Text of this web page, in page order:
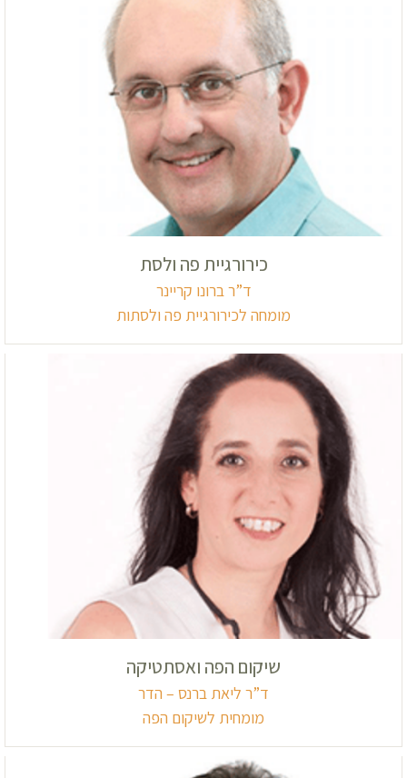
כירורגיית פה ולסת
ד”ר ברונו קריינר
מומחה לכירורגיית פה ולסתות
שיקום הפה ואסתטיקה
ד”ר ליאת ברנס – הדר
מומחית לשיקום הפה